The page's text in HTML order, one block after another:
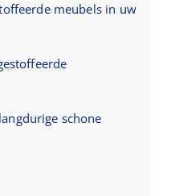
meubels in uw
schone